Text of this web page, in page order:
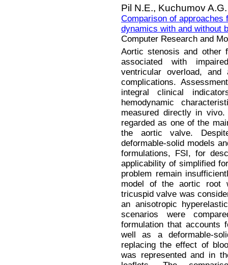
Pil N.E., Kuchumov A.G.
Comparison of
dynamics with and without
Computer Research and
Aortic stenosis and other
associated with
ventricular overload,
complications.
integral clinical
hemodynamic
measured directly in vivo.
regarded as one of the
the aortic valve.
deformable-solid models
formulations, FSI, for
applicability of simplified
problem remain
model of the aortic root
tricuspid valve was
an anisotropic
scenarios were
formulation that accounts
well as a deformable-
replacing the effect of
was represented and in